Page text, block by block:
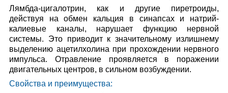
Лямбда-цигалотрин, как и другие пиретроиды,
действуя на обмен кальция в синапсах и натрий-
калиевые каналы, нарушает функцию нервной
системы. Это приводит к значительному излишнему
выделению ацетилхолина при прохождении нервного
импульса. Отравление проявляется в поражении
двигательных центров, в сильном возбуждении.
Свойства и преимущества: